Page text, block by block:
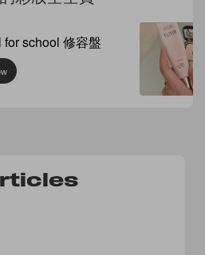
for school 修容盤